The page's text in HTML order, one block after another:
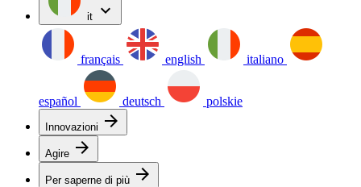
it expand_more
français english italiano
español deutsch polskie
Innovazioni arrow_forward
Agire arrow_forward
Per saperne di più arrow_forward